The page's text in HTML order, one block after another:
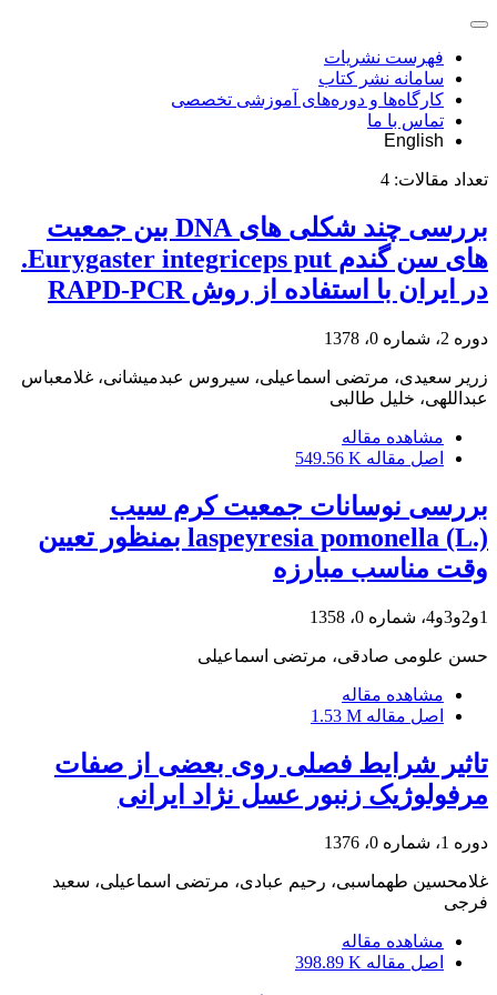
فهرست نشریات
سامانه نشر کتاب
کارگاه‌ها و دوره‌های آموزشی تخصصی
تماس با ما
English
تعداد مقالات: 4
بررسی چند شکلی های DNA بین جمعیت
های سن گندم Eurygaster integriceps put.
در ایران با استفاده از روش RAPD-PCR
دوره 2، شماره 0، 1378
زریر سعیدی، مرتضی اسماعیلی، سیروس عبدمیشانی، غلامعباس
عبداللهی، خلیل طالبی
مشاهده مقاله
اصل مقاله 549.56 K
بررسی نوسانات جمعیت کرم سیب
laspeyresia pomonella (L.) بمنظور تعیین
وقت مناسب مبارزه
1و2و3و4، شماره 0، 1358
حسن علومی صادقی، مرتضی اسماعیلی
مشاهده مقاله
اصل مقاله 1.53 M
تاثیر شرایط فصلی روی بعضی از صفات
مرفولوژیک زنبور عسل نژاد ایرانی
دوره 1، شماره 0، 1376
غلامحسین طهماسبی، رحیم عبادی، مرتضی اسماعیلی، سعید
فرجی
مشاهده مقاله
اصل مقاله 398.89 K